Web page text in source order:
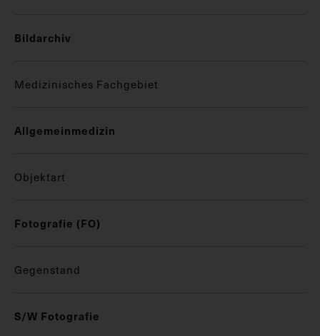
Bildarchiv
Medizinisches Fachgebiet
Allgemeinmedizin
Objektart
Fotografie (FO)
Gegenstand
S/W Fotografie